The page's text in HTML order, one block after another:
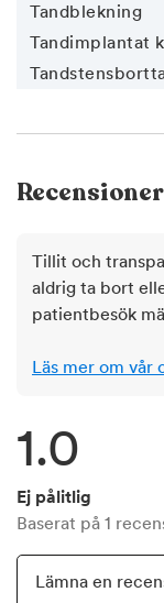
Tandblekning
Tandimplantat
Recensioner
Tillit och
aldrig ta bort
patientbesök
Läs mer om vår
1.0
Ej pålitlig
Baserat på 1
Lämna en